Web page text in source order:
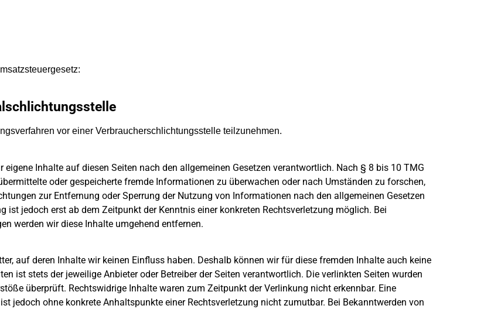
vor einer Verbraucherschlichtungsstelle teilzunehmen.
Inhalte auf diesen Seiten nach den allgemeinen Gesetzen verantwortlich. Nach § 8 bis 10 TMG
oder gespeicherte fremde Informationen zu überwachen oder nach Umständen zu forschen,
zur Entfernung oder Sperrung der Nutzung von Informationen nach den allgemeinen Gesetzen
ist jedoch erst ab dem Zeitpunkt der Kenntnis einer konkreten Rechtsverletzung möglich. Bei
werden wir diese Inhalte umgehend entfernen.
auf deren Inhalte wir keinen Einfluss haben. Deshalb können wir für diese fremden Inhalte auch keine
ist stets der jeweilige Anbieter oder Betreiber der Seiten verantwortlich. Die verlinkten Seiten wurden
überprüft. Rechtswidrige Inhalte waren zum Zeitpunkt der Verlinkung nicht erkennbar. Eine
jedoch ohne konkrete Anhaltspunkte einer Rechtsverletzung nicht zumutbar. Bei Bekanntwerden von